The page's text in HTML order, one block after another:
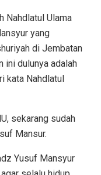
Nahdlatul Ulama
yang
di Jembatan
ini dulunya adalah
kata Nahdlatul
sekarang sudah
Mansur.
Yusuf Mansyur